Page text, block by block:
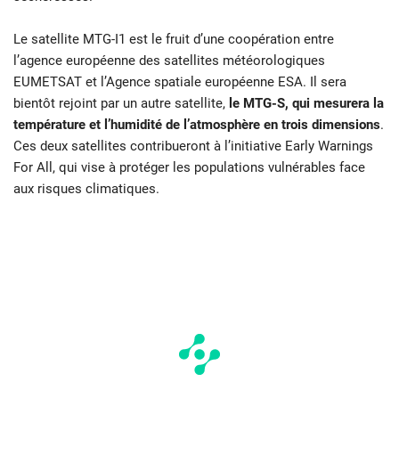
Le satellite MTG-I1 est le fruit d’une coopération entre
l’agence européenne des satellites météorologiques
EUMETSAT et l’Agence spatiale européenne ESA. Il sera
bientôt rejoint par un autre satellite, le MTG-S, qui mesurera la
température et l’humidité de l’atmosphère en trois dimensions.
Ces deux satellites contribueront à l’initiative Early Warnings
For All, qui vise à protéger les populations vulnérables face
aux risques climatiques.